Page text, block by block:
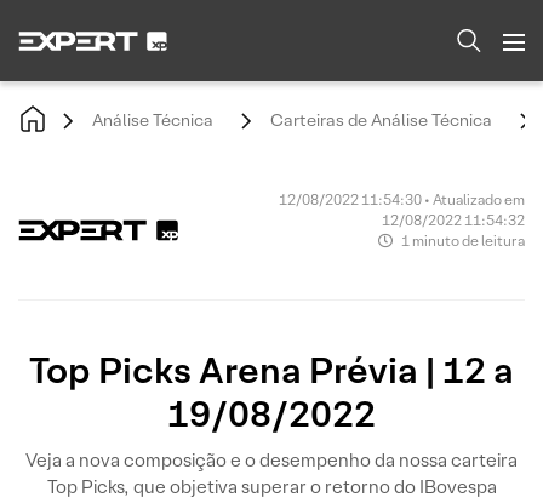
Análise Técnica Carteiras de Análise Técnica
12/08/2022 11:54:30 • Atualizado em
12/08/2022 11:54:32
1 minuto de leitura
Top Picks Arena Prévia | 12 a
19/08/2022
Veja a nova composição e o desempenho da nossa carteira
Top Picks, que objetiva superar o retorno do IBovespa